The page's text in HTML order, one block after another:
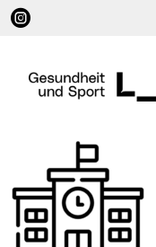
Instagram (neues Fenster)